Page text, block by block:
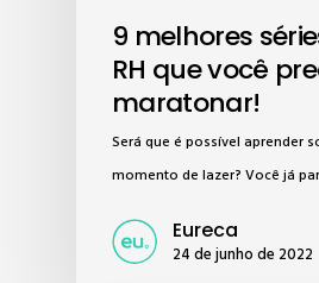
9 melhores
RH que você
maratonar!
Será que é possível aprender
momento de lazer? Você já
Eureca
24 de junho de 2022